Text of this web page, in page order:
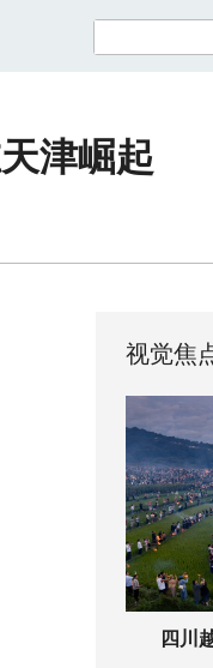
津崛起
视觉焦
四川